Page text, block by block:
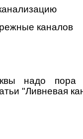
каналов
надо пора
"Ливневая